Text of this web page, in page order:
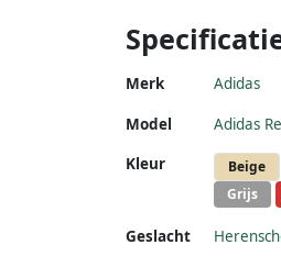
Merk Adidas
Model Adidas
Kleur
Beige
Grijs
Geslacht